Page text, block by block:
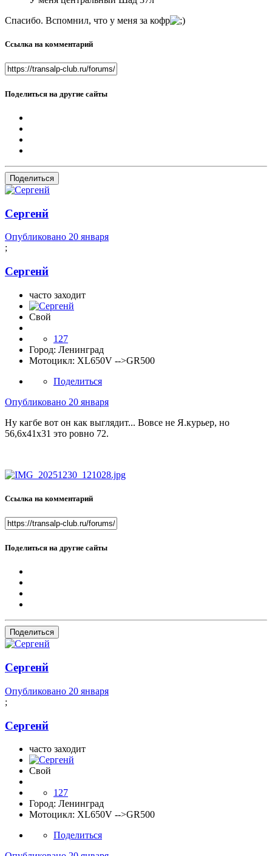
Спасибо. Вспомнил, что у меня за кофр
Ссылка на комментарий
Поделиться на другие сайты
Поделиться
Сергенй
Опубликовано 20 января
;
Сергенй
часто заходит
Свой
127
Город: Ленинград
Мотоцикл: XL650V -->GR500
Поделиться
Опубликовано 20 января
Ну кагбе вот он как выглядит... Вовсе не Я.курьер, но
56,6х41х31 это ровно 72.
Ссылка на комментарий
Поделиться на другие сайты
Поделиться
Сергенй
Опубликовано 20 января
;
Сергенй
часто заходит
Свой
127
Город: Ленинград
Мотоцикл: XL650V -->GR500
Поделиться